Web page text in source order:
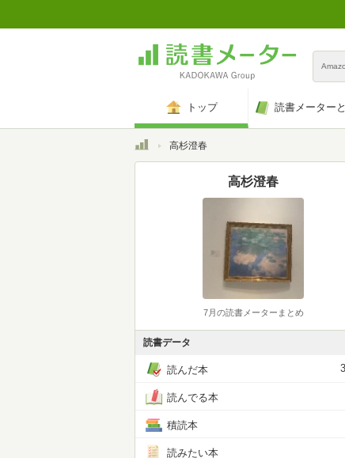
トップ 読書メーター
トップ高杉澄春
高杉澄春
7月の読書メーターまとめ
読書データ
読んだ本
読んでる本
積読本
読みたい本